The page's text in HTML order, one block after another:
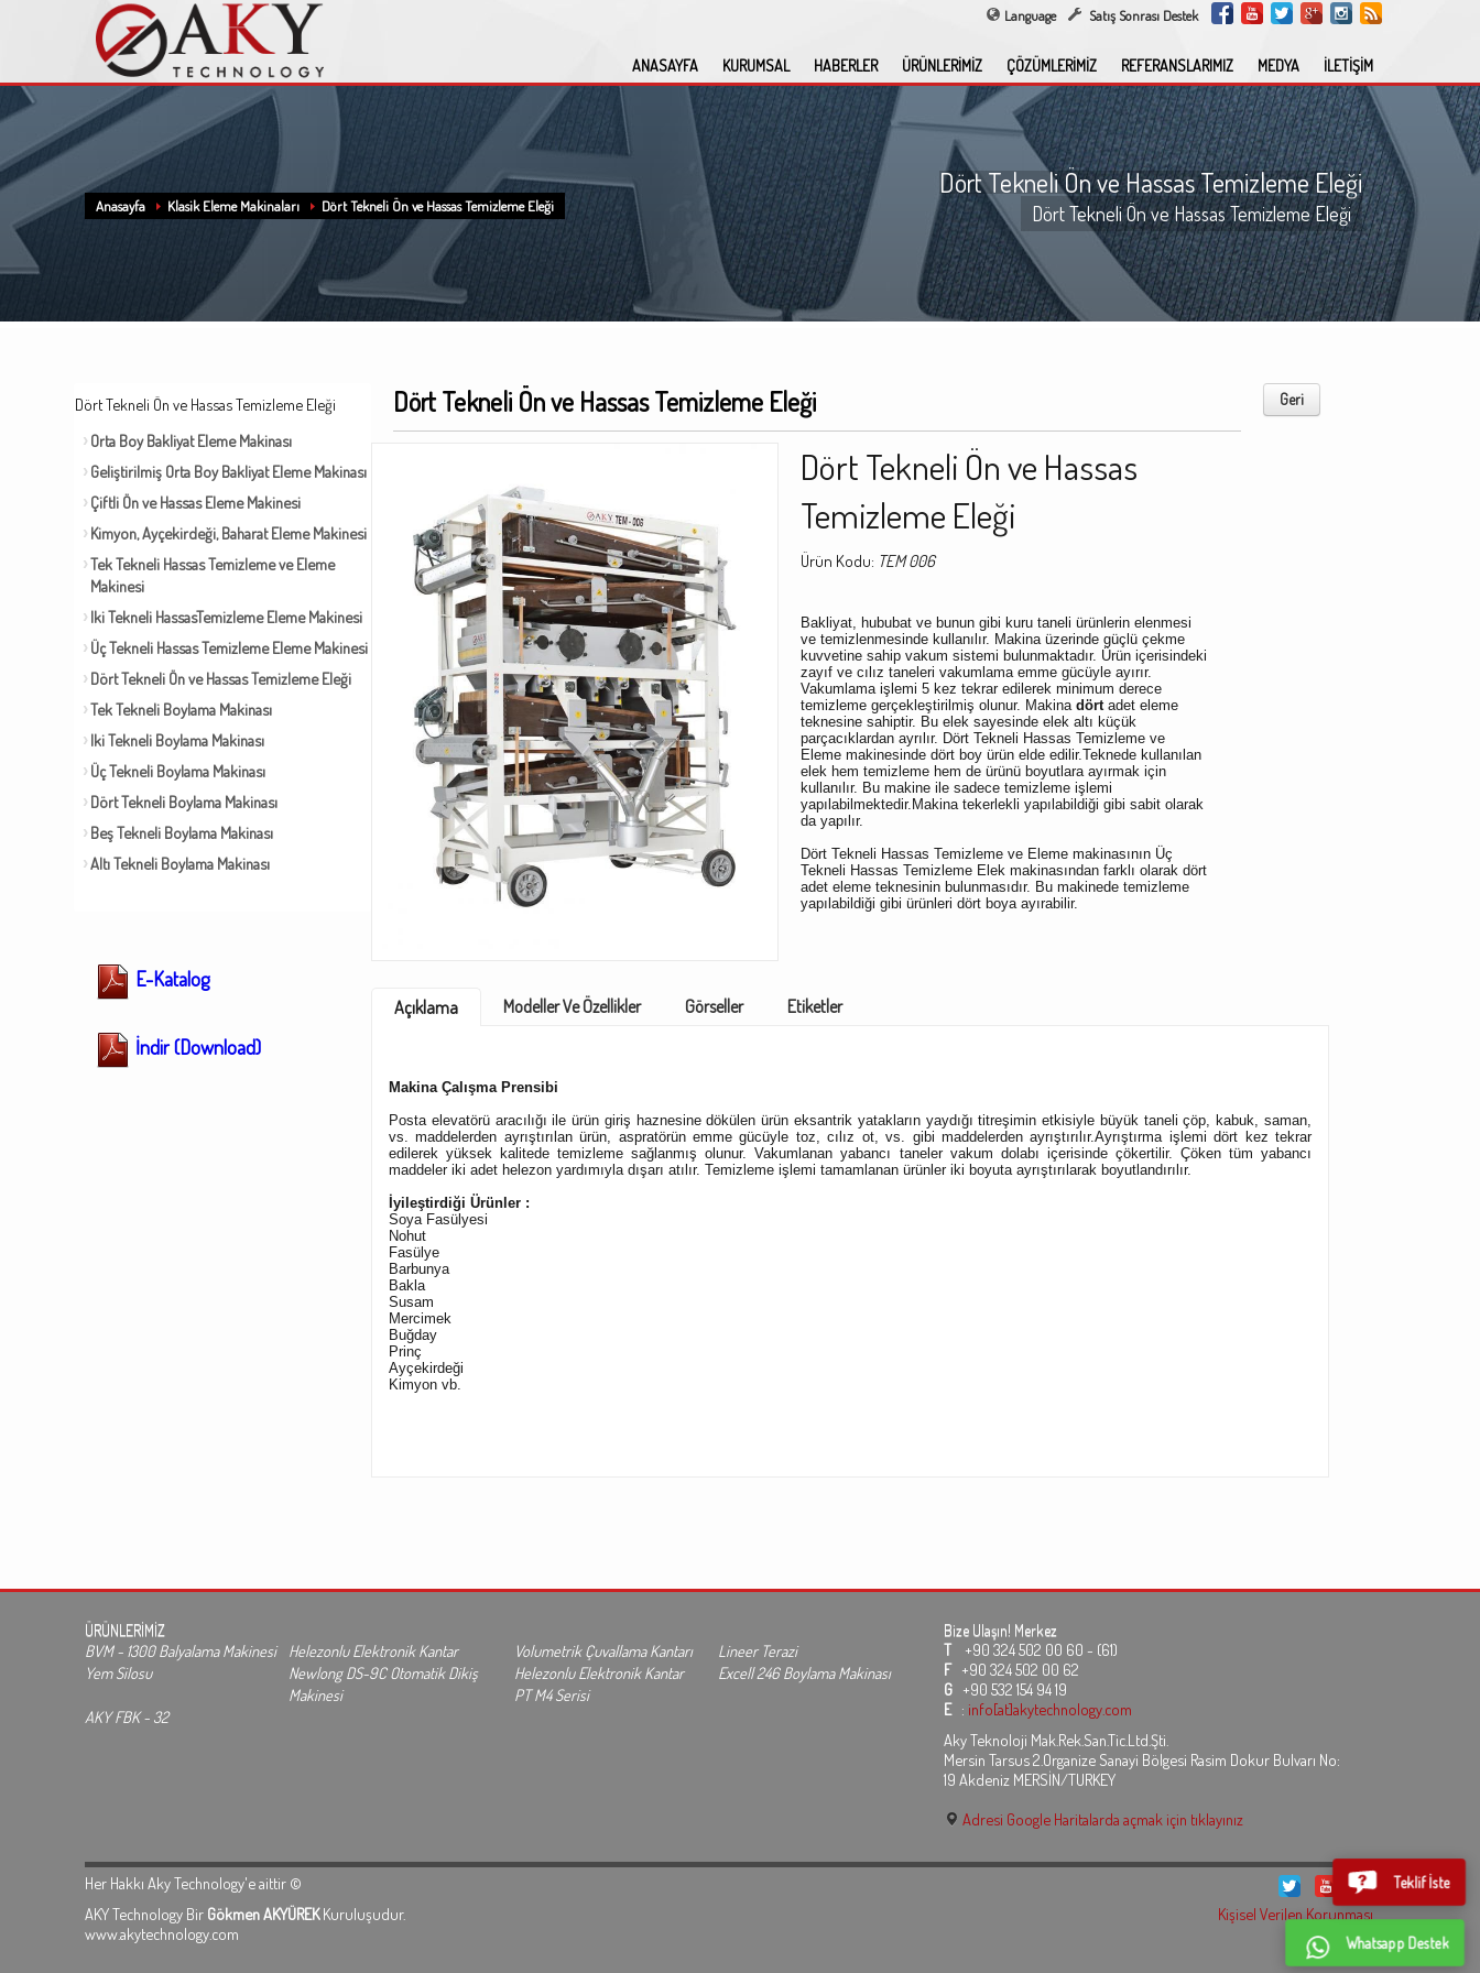
Language Satış Sonrası Destek
ANASAYFA KURUMSAL HABERLER ÜRÜNLERİMİZ ÇÖZÜMLERİMİZ REFERANSLARIMIZ MEDYA İLETİŞİM
Anasayfa Klasik Eleme Makinaları Dört Tekneli Ön ve Hassas Temizleme Eleği
Dört Tekneli Ön ve Hassas Temizleme Eleği
Dört Tekneli Ön ve Hassas Temizleme Eleği
Dört Tekneli Ön ve Hassas Temizleme Eleği
Orta Boy Bakliyat Eleme Makinası
Geliştirilmiş Orta Boy Bakliyat Eleme Makinası
Çiftli Ön ve Hassas Eleme Makinesi
Kimyon, Ayçekirdeği, Baharat Eleme Makinesi
Tek Tekneli Hassas Temizleme ve Eleme
Makinesi
Iki Tekneli HassasTemizleme Eleme Makinesi
Üç Tekneli Hassas Temizleme Eleme Makinesi
Dört Tekneli Ön ve Hassas Temizleme Eleği
Tek Tekneli Boylama Makinası
Iki Tekneli Boylama Makinası
Üç Tekneli Boylama Makinası
Dört Tekneli Boylama Makinası
Beş Tekneli Boylama Makinası
Altı Tekneli Boylama Makinası
E-Katalog
İndir (Download)
Dört Tekneli Ön ve Hassas Temizleme Eleği Geri
Dört Tekneli Ön ve Hassas
Temizleme Eleği
Ürün Kodu: TEM 006
Bakliyat, hububat ve bunun gibi kuru taneli ürünlerin elenmesi
ve temizlenmesinde kullanılır. Makina üzerinde güçlü çekme
kuvvetine sahip vakum sistemi bulunmaktadır. Ürün içerisindeki
zayıf ve cılız taneleri vakumlama emme gücüyle ayırır.
Vakumlama işlemi 5 kez tekrar edilerek minimum derece
temizleme gerçekleştirilmiş olunur. Makina dörtadet eleme
teknesine sahiptir. Bu elek sayesinde elek altı küçük
parçacıklardan ayrılır. Dört Tekneli Hassas Temizleme ve
Eleme makinesinde dört boy ürün elde edilir.Teknede kullanılan
elek hem temizleme hem de ürünü boyutlara ayırmak için
kullanılır. Bu makine ile sadece temizleme işlemi
yapılabilmektedir.Makina tekerlekli yapılabildiği gibi sabit olarak
da yapılır.
Dört Tekneli Hassas Temizleme ve Eleme makinasının Üç
Tekneli Hassas Temizleme Elek makinasından farklı olarak dört
adet eleme teknesinin bulunmasıdır. Bu makinede temizleme
yapılabildiği gibi ürünleri dört boya ayırabilir.
Açıklama Modeller Ve Özellikler Görseller Etiketler
Makina Çalışma Prensibi
Posta elevatörü aracılığı ile ürün giriş haznesine dökülen ürün eksantrik yatakların yaydığı titreşimin etkisiyle büyük taneli çöp, kabuk, saman,
vs. maddelerden ayrıştırılan ürün, aspratörün emme gücüyle toz, cılız ot, vs. gibi maddelerden ayrıştırılır.Ayrıştırma işlemi dört kez tekrar
edilerek yüksek kalitede temizleme sağlanmış olunur. Vakumlanan yabancı taneler vakum dolabı içerisinde çökertilir. Çöken tüm yabancı
maddeler iki adet helezon yardımıyla dışarı atılır. Temizleme işlemi tamamlanan ürünler iki boyuta ayrıştırılarak boyutlandırılır.
İyileştirdiği Ürünler :
Soya Fasülyesi
Nohut
Fasülye
Barbunya
Bakl a
Susam
Mercimek
Buğday
Prinç
Ayçekirdeği
Kimyon vb.
ÜRÜNLERİMİZ
BVM - 1300 Balyalama Makinesi
Helezonlu Elektronik Kantar
Yem Silosu
Newlong DS-9C Otomatik Dikiş
Makinesi
AKY FBK - 32
Volumetrik Çuvallama Kantarı
Lineer Terazi
Helezonlu Elektronik Kantar
Excell 246 Boylama Makinası
PT M4 Serisi
Bize Ulaşın! Merkez
T +90 324 502 00 60 - (61)
F +90 324 502 00 62
G +90 532 154 94 19
E : info[at]akytechnology.com
Aky Teknoloji Mak.Rek.San.Tic.Ltd.Şti.
Mersin Tarsus 2.Organize Sanayi Bölgesi Rasim Dokur Bulvarı No:
19 Akdeniz MERSİN/TURKEY
Adresi Google Haritalarda açmak için tıklayınız
Her Hakkı Aky Technology'e aittir ©
AKY Technology Bir Gökmen AKYÜREKKuruluşudur.
www.akytechnology.com
Kişisel Verilen Korunması
Whatsapp Destek
Teklif İste